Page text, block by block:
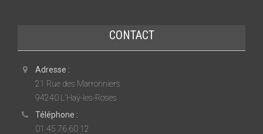
CONTACT
Adresse :
21 Rue des Marronniers
94240 L'Haÿ-les-Roses
Téléphone :
01 45 76 60 12